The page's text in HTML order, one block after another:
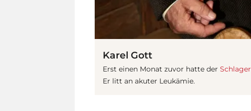
Karel Gott
Erst einen Monat zuvor hatte der Schlager
Er litt an akuter Leukämie.